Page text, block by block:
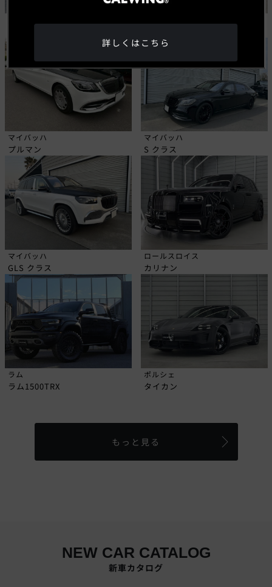
マイバッハ
プルマン
マイバッハ
S クラス
マイバッハ
GLS クラス
ロールスロイス
カリナン
ラム
ラム1500TRX
ポルシェ
タイカン
もっと見る
NEW CAR CATALOG
新車カタログ
詳しくはこちら